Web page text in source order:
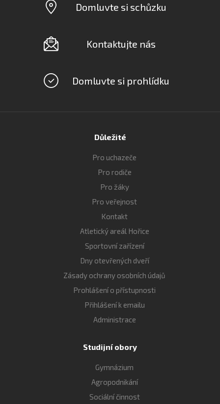
Domluvte si schůzku
Kontaktujte nás
Domluvte si prohlídku
Důležité
Pro uchazeče
Pro rodiče
Pro žáky
Pro veřejnost
Kontakt
Atletický areál Hořice
Sportovní zařízení
Dny otevřených dveří
Zásady ochrany osobních údajů
Prohlášení o přístupnosti
Přihlášení k emailu
Administrace
Studijní obory
Gymnázium
Agropodnikání
Sociální činnost